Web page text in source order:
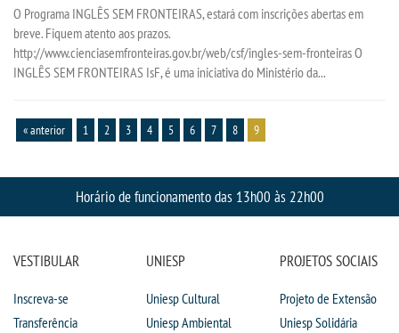
O Programa INGLÊS SEM FRONTEIRAS, estará com inscrições abertas em
breve. Fiquem atento aos prazos.
http://www.cienciasemfronteiras.gov.br/web/csf/ingles-sem-fronteiras O
INGLÊS SEM FRONTEIRAS IsF, é uma iniciativa do Ministério da...
« anterior 1 2 3 4 5 6 7 8 9
Horário de funcionamento das 13h00 às 22h00
VESTIBULAR
Inscreva-se
Transferência
UNIESP
Uniesp Cultural
Uniesp Ambiental
PROJETOS SOCIAIS
Projeto de Extensão
Uniesp Solidária